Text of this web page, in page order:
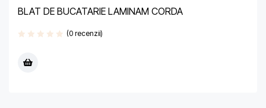
BLAT DE BUCATARIE LAMINAM CORDA
(0 recenzii)